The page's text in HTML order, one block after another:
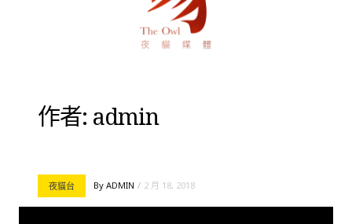
作者: admin
夜貓台 By ADMIN 2 月 18, 2018